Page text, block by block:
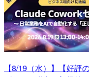
【8/19（水）】【好